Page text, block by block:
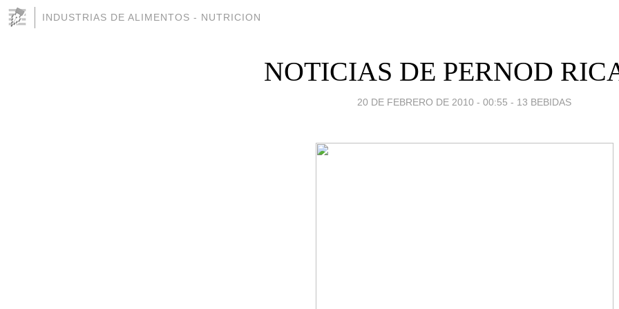
INDUSTRIAS DE ALIMENTOS - NUTRICION
NOTICIAS DE PERNOD
20 DE FEBRERO DE 2010 - 00:55 - 13 BEBIDAS